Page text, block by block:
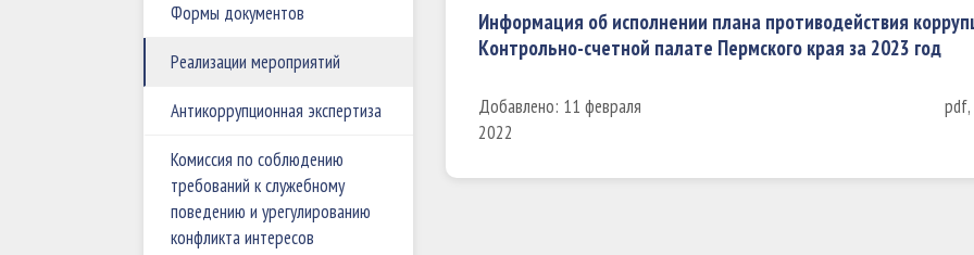
Формы документов
Реализации мероприятий
Антикоррупционная экспертиза
Комиссия по соблюдению
требований к служебному
поведению и урегулированию
конфликта интересов
Информация об исполнении плана противодействия
Контрольно-счетной палате Пермского края за 2023 год
Добавлено: 11 февраля
2022